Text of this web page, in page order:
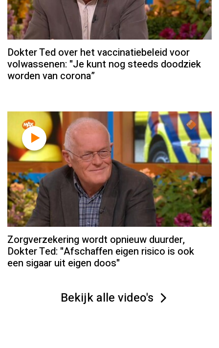
Dokter Ted over het vaccinatiebeleid voor
volwassenen: "Je kunt nog steeds doodziek
worden van corona”
Zorgverzekering wordt opnieuw duurder,
Dokter Ted: "Afschaffen eigen risico is ook
een sigaar uit eigen doos"
Bekijk alle video's